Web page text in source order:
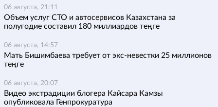
06 августа, 21:11
Объем услуг СТО и автосервисов Казахстана за
полугодие составил 180 миллиардов теңге
06 августа, 14:57
Мать Бишимбаева требует от экс-невестки 25 миллионов
теңге
06 августа, 20:07
Видео экстрадиции блогера Кайсара Камзы
опубликовала Генпрокуратура